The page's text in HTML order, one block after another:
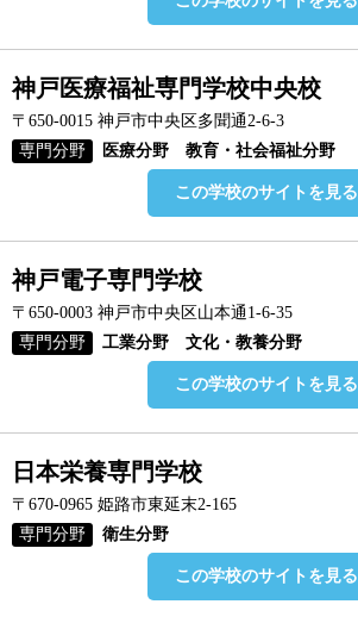
神戸医療福祉専門学校中央校
〒650-0015 神戸市中央区多聞通2-6-3
専門分野
医療分野 教育・社会福祉分野
この学校のサイトを見る
神戸電子専門学校
〒650-0003 神戸市中央区山本通1-6-35
専門分野
工業分野 文化・教養分野
この学校のサイトを見る
日本栄養専門学校
〒670-0965 姫路市東延末2-165
専門分野
衛生分野
この学校のサイトを見る